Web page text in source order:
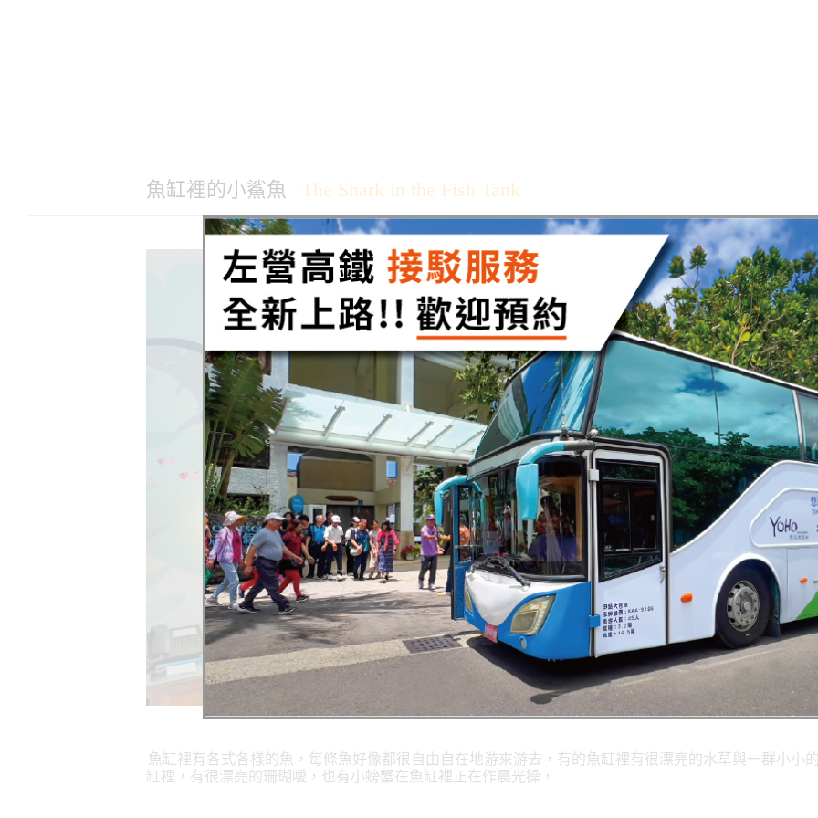
魚缸裡的小鯊魚 The Shark in the Fish Tank
魚缸裡有各式各樣的魚，每條魚好像都很自由自在地游來游去，有的魚缸裡有很漂亮的水草與一群小小
缸裡，有很漂亮的珊瑚噯，也有小螃蟹在魚缸裡正在作晨光操，